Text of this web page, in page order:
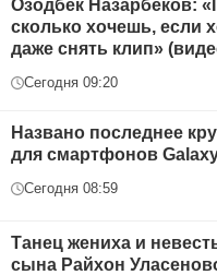
Озодбек Назарбеков:
сколько хочешь, если
даже снять клип»
Сегодня 09:20
Названо последнее
для смартфонов
Сегодня 08:59
Танец жениха и
сына Райхон